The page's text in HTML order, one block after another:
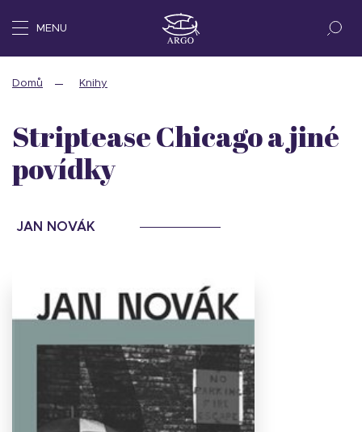
MENU
Domů Knihy
Striptease Chicago a jiné
povídky
JAN NOVÁK